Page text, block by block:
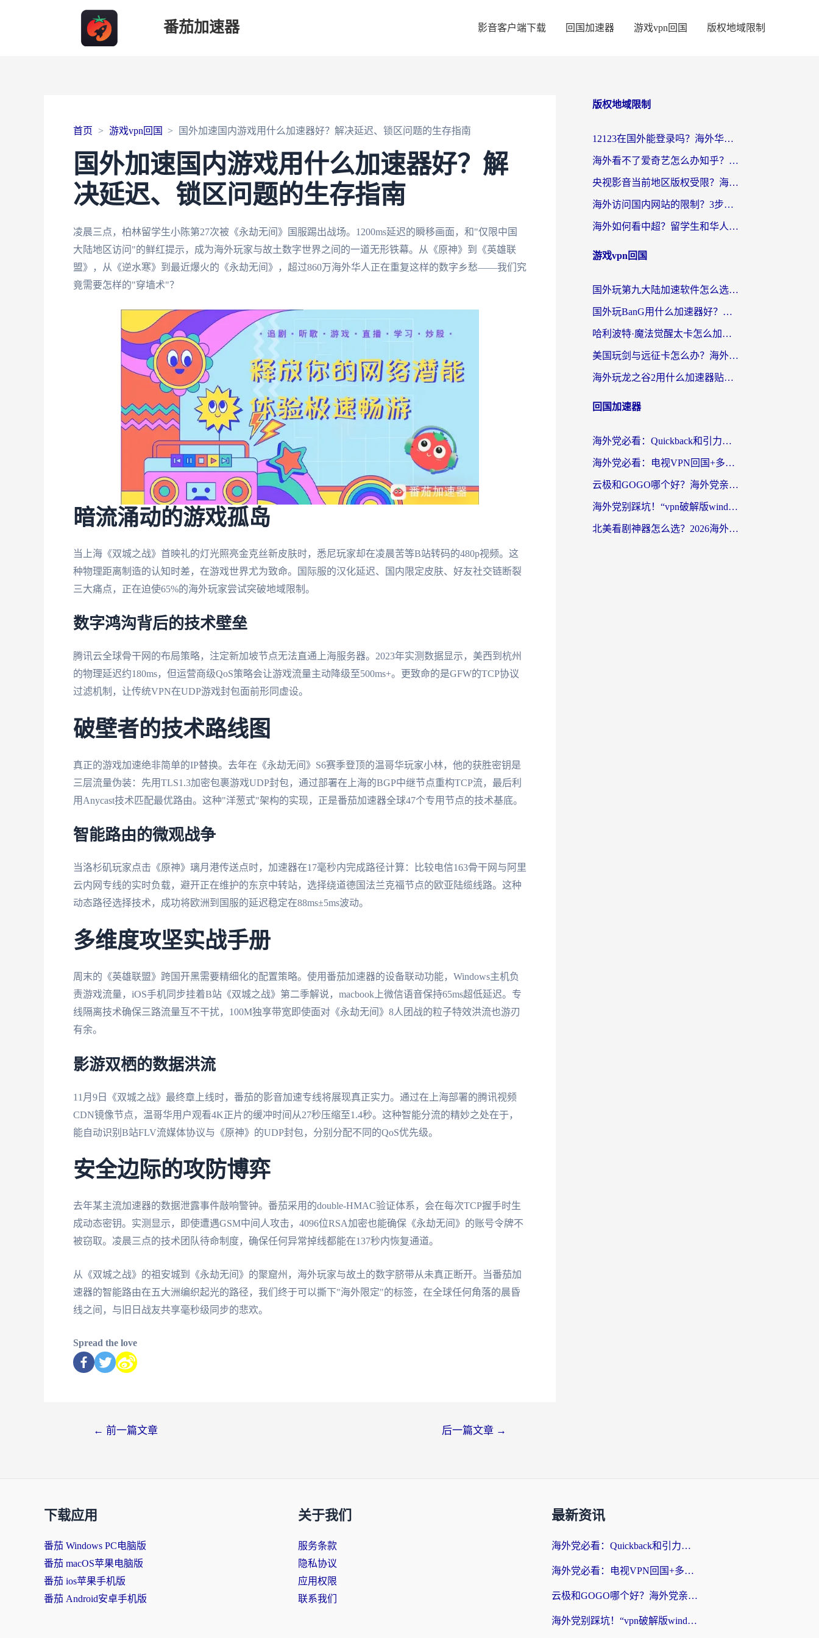
番茄加速器 影音客户端下载 回国加速器 游戏vpn回国 版权地域限制
首页 游戏vpn回国 国外加速国内游戏用什么加速器好？解决延迟、锁区问题的生存指南
国外加速国内游戏用什么加速器好？解
决延迟、锁区问题的生存指南
凌晨三点，柏林留学生小陈第27次被《永劫无间》国服踢出战场。1200ms延迟的瞬移画面，和"仅限中国
大陆地区访问"的鲜红提示，成为海外玩家与故土数字世界之间的一道无形铁幕。从《原神》到《英雄联
盟》，从《逆水寒》到最近爆火的《永劫无间》，超过860万海外华人正在重复这样的数字乡愁——我们究
竟需要怎样的"穿墙术"？
暗流涌动的游戏孤岛
当上海《双城之战》首映礼的灯光照亮金克丝新皮肤时，悉尼玩家却在凌晨苦等B站转码的480p视频。这
种物理距离制造的认知时差，在游戏世界尤为致命。国际服的汉化延迟、国内限定皮肤、好友社交链断裂
三大痛点，正在迫使65%的海外玩家尝试突破地域限制。
数字鸿沟背后的技术壁垒
腾讯云全球骨干网的布局策略，注定新加坡节点无法直通上海服务器。2023年实测数据显示，美西到杭州
的物理延迟约180ms，但运营商级QoS策略会让游戏流量主动降级至500ms+。更致命的是GFW的TCP协议
过滤机制，让传统VPN在UDP游戏封包面前形同虚设。
破壁者的技术路线图
真正的游戏加速绝非简单的IP替换。去年在《永劫无间》S6赛季登顶的温哥华玩家小林，他的获胜密钥是
三层流量伪装：先用TLS1.3加密包裹游戏UDP封包，通过部署在上海的BGP中继节点重构TCP流，最后利
用Anycast技术匹配最优路由。这种"洋葱式"架构的实现，正是番茄加速器全球47个专用节点的技术基底。
智能路由的微观战争
当洛杉矶玩家点击《原神》璃月港传送点时，加速器在17毫秒内完成路径计算：比较电信163骨干网与阿里
云内网专线的实时负载，避开正在维护的东京中转站，选择绕道德国法兰克福节点的欧亚陆缆线路。这种
动态路径选择技术，成功将欧洲到国服的延迟稳定在88ms±5ms波动。
多维度攻坚实战手册
周末的《英雄联盟》跨国开黑需要精细化的配置策略。使用番茄加速器的设备联动功能，Windows主机负
责游戏流量，iOS手机同步挂着B站《双城之战》第二季解说，macbook上微信语音保持65ms超低延迟。专
线隔离技术确保三路流量互不干扰，100M独享带宽即使面对《永劫无间》8人团战的粒子特效洪流也游刃
有余。
影游双栖的数据洪流
11月9日《双城之战》最终章上线时，番茄的影音加速专线将展现真正实力。通过在上海部署的腾讯视频
CDN镜像节点，温哥华用户观看4K正片的缓冲时间从27秒压缩至1.4秒。这种智能分流的精妙之处在于，
能自动识别B站FLV流媒体协议与《原神》的UDP封包，分别分配不同的QoS优先级。
安全边际的攻防博弈
去年某主流加速器的数据泄露事件敲响警钟。番茄采用的double-HMAC验证体系，会在每次TCP握手时生
成动态密钥。实测显示，即使遭遇GSM中间人攻击，4096位RSA加密也能确保《永劫无间》的账号令牌不
被窃取。凌晨三点的技术团队待命制度，确保任何异常掉线都能在137秒内恢复通道。
从《双城之战》的祖安城到《永劫无间》的聚窟州，海外玩家与故土的数字脐带从未真正断开。当番茄加
速器的智能路由在五大洲编织起光的路径，我们终于可以撕下"海外限定"的标签，在全球任何角落的晨昏
线之间，与旧日战友共享毫秒级同步的悲欢。
Spread the love
← 前一篇文章 后一篇文章 →
版权地域限制
12123在国外能登录吗？海外华人亲测有效的回国加速器选择指南
海外看不了爱奇艺怎么办知乎？留学生亲测有效的回国加速方案
央视影音当前地区版权受限？海外党看国内剧、追电视台的终极解决方案
海外访问国内网站的限制？3步教你无缝解锁国内资源（附实测最优工具）
海外如何看中超？留学生和华人的体育赛事观看终极指南（附欧洲杯奥运会观看技巧）
游戏vpn回国
国外玩第九大陆加速软件怎么选？2026终极指南帮你告别延迟卡顿
国外玩BanG用什么加速器好？海外玩家亲测的国服游戏加速终极方案
哈利波特·魔法觉醒太卡怎么加速？海外党亲测有效的国服游戏加速指南
美国玩剑与远征卡怎么办？海外党亲测有效的国服游戏加速指南
海外玩龙之谷2用什么加速器贴吧？老玩家实测推荐，附新加坡猎魂觉醒国外剑与远征加速攻略
回国加速器
海外党必看：Quickback和引力好用吗？3分钟搞懂回国加速器怎么选
海外党必看：电视VPN回国+多设备无缝访问国内资源的实用指南
云极和GOGO哪个好？海外党亲测回国加速器选择指南（附iOS免费&Windows VPN实用技巧）
海外党别踩坑！“vpn破解版windows”真的能用？教你选对回国加速器无缝刷国内资源
北美看剧神器怎么选？2026海外华人无缝访问国内资源全攻略
下载应用
番茄 Windows PC电脑版
番茄 macOS苹果电脑版
番茄 ios苹果手机版
番茄 Android安卓手机版
关于我们
服务条款
隐私协议
应用权限
联系我们
最新资讯
海外党必看：Quickback和引力好用吗？3分钟搞懂回国加速器怎么选
海外党必看：电视VPN回国+多设备无缝访问国内资源的实用指南
云极和GOGO哪个好？海外党亲测回国加速器选择指南（附iOS免费&Windows VPN实用技巧）
海外党别踩坑！“vpn破解版windows”真的能用？教你选对回国加速器无缝刷国内资源